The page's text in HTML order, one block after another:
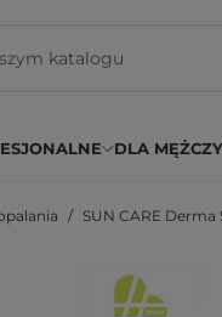
DLA
SUN CARE